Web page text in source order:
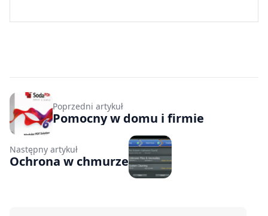
Poprzedni artykuł
Pomocny w domu i firmie
Następny artykuł
Ochrona w chmurze